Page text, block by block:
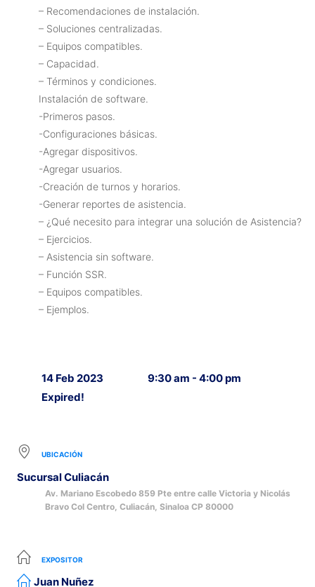
– Recomendaciones de instalación.
– Soluciones centralizadas.
– Equipos compatibles.
– Capacidad.
– Términos y condiciones.
Instalación de software.
-Primeros pasos.
-Configuraciones básicas.
-Agregar dispositivos.
-Agregar usuarios.
-Creación de turnos y horarios.
-Generar reportes de asistencia.
– ¿Qué necesito para integrar una solución de Asistencia?
– Ejercicios.
– Asistencia sin software.
– Función SSR.
– Equipos compatibles.
– Ejemplos.
14 Feb 2023
Expired!
9:30 am - 4:00 pm
UBICACIÓN
Sucursal Culiacán
Av. Mariano Escobedo 859 Pte entre calle Victoria y Nicolás
Bravo Col Centro, Culiacán, Sinaloa CP 80000
EXPOSITOR
Juan Nuñez